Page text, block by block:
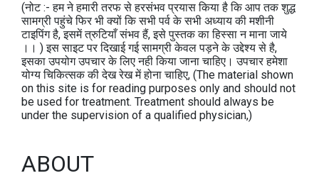
(नोट :- हम ने हमारी तरफ से हरसंभव प्रयास किया है कि आप तक शुद्ध
सामग्री पहुंचे फिर भी क्यों कि सभी पर्व के सभी अध्याय की मशीनी
टाइपिंग है, इसमें त्रुटियाँ संभव हैं, इसे पुस्तक का हिस्सा न माना जाये
।। ) इस साइट पर दिखाई गई सामग्री केवल पड़ने के उद्देश्य से है,
इसका उपयोग उपचार के लिए नही किया जाना चाहिए। उपचार हमेशा
योग्य चिकित्सक की देख रेख में होना चाहिए, (The material shown
on this site is for reading purposes only and should not
be used for treatment. Treatment should always be
under the supervision of a qualified physician,)
ABOUT